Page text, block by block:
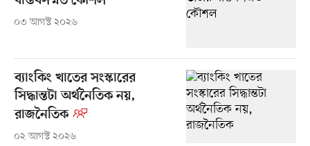
০৩ আগস্ট ২০২৬
ব্যাংকিং খাতের সংস্কারের
সিদ্ধান্তটা অর্থনৈতিক নয়,
রাজনৈতিক
০২ আগস্ট ২০২৬